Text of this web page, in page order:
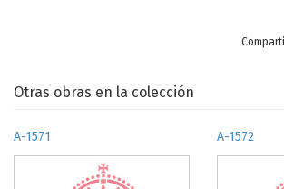
Otras obras en la colección
A-1571 A-1572